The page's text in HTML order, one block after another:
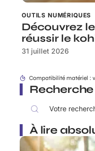
OUTILS NUMÉRIQUES
Découvrez
réussir le
31 juillet 2026
Recherche
À lire